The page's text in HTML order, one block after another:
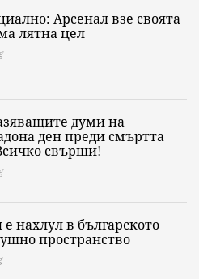
Арсенал взе своята
лятна цел
думи на
ден преди смъртта
свърши!
нахлул в българското
пространство